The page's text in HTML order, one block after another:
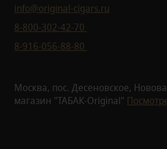
info@original-cigars.ru
8-800-302-42-70
8-916-056-88-80
Москва, пос. Десеновское,
магазин "ТАБАК-Original"